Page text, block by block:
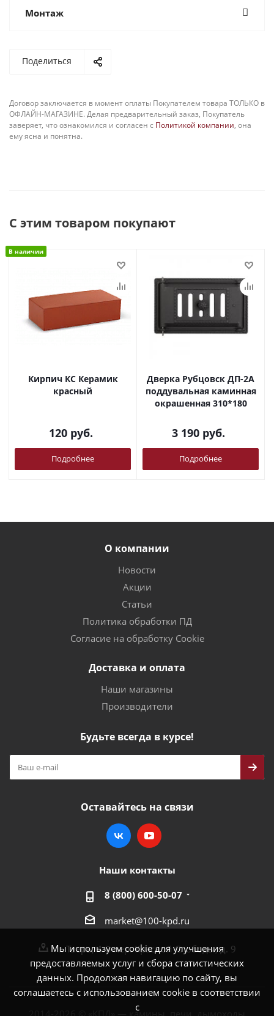
Мы используем cookie для улучшения
предоставляемых услуг и сбора статистических
данных. Продолжая навигацию по сайту, вы
соглашаетесь с использованием cookie в соответствии
с
Монтаж
Поделиться
Договор заключается в момент оплаты Покупателем товара ТОЛЬКО в
ОФЛАЙН-МАГАЗИНЕ. Делая предварительный заказ, Покупатель
заверяет, что ознакомился и согласен с Политикой компании, она
ему ясна и понятна.
С этим товаром покупают
В наличии
Кирпич КС Керамик
красный
120руб.
Подробнее
Дверка Рубцовск ДП-2А
поддувальная каминная
окрашенная 310*180
3 190 руб.
Подробнее
О компании
Новости
Акции
Статьи
Политика обработки ПД
Согласие на обработку Cookie
Доставка и оплата
Наши магазины
Производители
Будьте всегда в курсе!
Оставайтесь на связи
Наши контакты
8 (800) 600-50-07
market@100-kpd.ru
г. Тверь, 4-й пер. Красной Слободы, д. 9
2014-2026 © «КПД» — камины, печи, дымоходы